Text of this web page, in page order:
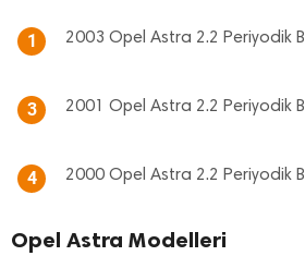
1 2003 Opel Astra 2.2 Periyodik
3 2001 Opel Astra 2.2 Periyodik
4 2000 Opel Astra 2.2 Periyodik
Opel Astra Modelleri